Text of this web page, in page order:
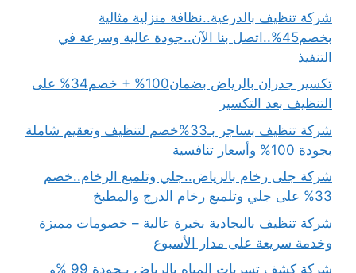
شركة تنظيف بالدرعية..نظافة منزلية مثالية
بخصم45%..اتصل بنا الآن..جودة عالية وسرعة في
التنفيذ
تكسير جدران بالرياض بضمان100% + خصم34% على
التنظيف بعد التكسير
شركة تنظيف بساجر بـ33%خصم لتنظيف وتعقيم شاملة
بجودة 100% وأسعار تنافسية
شركة جلى رخام بالرياض..جلي وتلميع الرخام..خصم
33% على جلي وتلميع رخام الدرج والمطبخ
شركة تنظيف بالبجادية بخبرة عالية – خصومات مميزة
وخدمة سريعة على مدار الأسبوع
شركة كشف تسربات المياه بالرياض بـجودة 99 %و